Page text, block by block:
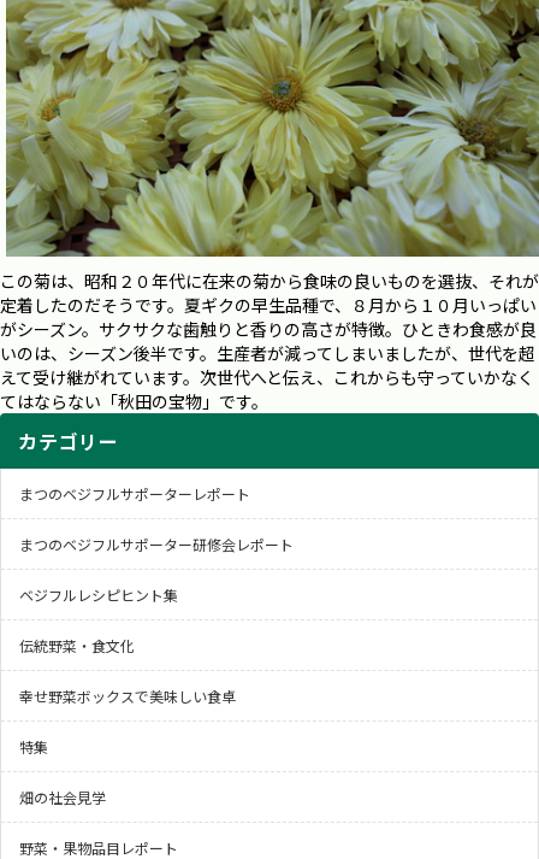
この菊は、昭和２０年代に在来の菊から食味の良いものを選抜、それが
定着したのだそうです。夏ギクの早生品種で、８月から１０月いっぱい
がシーズン。サクサクな歯触りと香りの高さが特徴。ひときわ食感が良
いのは、シーズン後半です。生産者が減ってしまいましたが、世代を超
えて受け継がれています。次世代へと伝え、これからも守っていかなく
てはならない「秋田の宝物」です。
カテゴリー
まつのベジフルサポーターレポート
まつのベジフルサポーター研修会レポート
ベジフルレシピヒント集
伝統野菜・食文化
幸せ野菜ボックスで美味しい食卓
特集
畑の社会見学
野菜・果物品目レポート